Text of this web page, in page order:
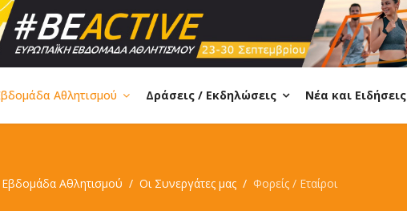
Αθλητισμού Δράσεις / Εκδηλώσεις Νέα και Ειδήσεις
Αθλητισμού Οι Συνεργάτες μας Φορείς / Εταίροι